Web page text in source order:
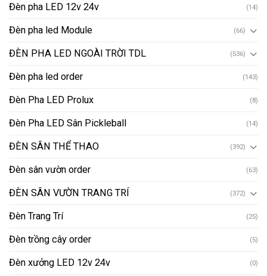
Đèn pha LED 12v 24v (14)
Đèn pha led Module (66)
ĐÈN PHA LED NGOÀI TRỜI TDL (536)
Đèn pha led order (143)
Đèn Pha LED Prolux (8)
Đèn Pha LED Sân Pickleball (14)
ĐÈN SÂN THỂ THAO (392)
Đèn sân vườn order (63)
ĐÈN SÂN VƯỜN TRANG TRÍ (372)
Đèn Trang Trí (25)
Đèn trồng cây order (5)
Đèn xưởng LED 12v 24v (0)